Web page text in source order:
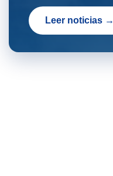
Leer noticias →